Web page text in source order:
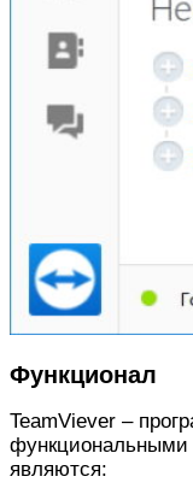
Функционал
TeamViever –
функциональными
являются: